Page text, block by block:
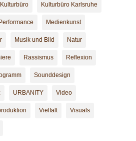
Kulturbüro Kulturbüro Karlsruhe
Medienkunst
Musik und Bild Natur
Rassismus Reflexion
Sounddesign
URBANITY Video
Vielfalt Visuals